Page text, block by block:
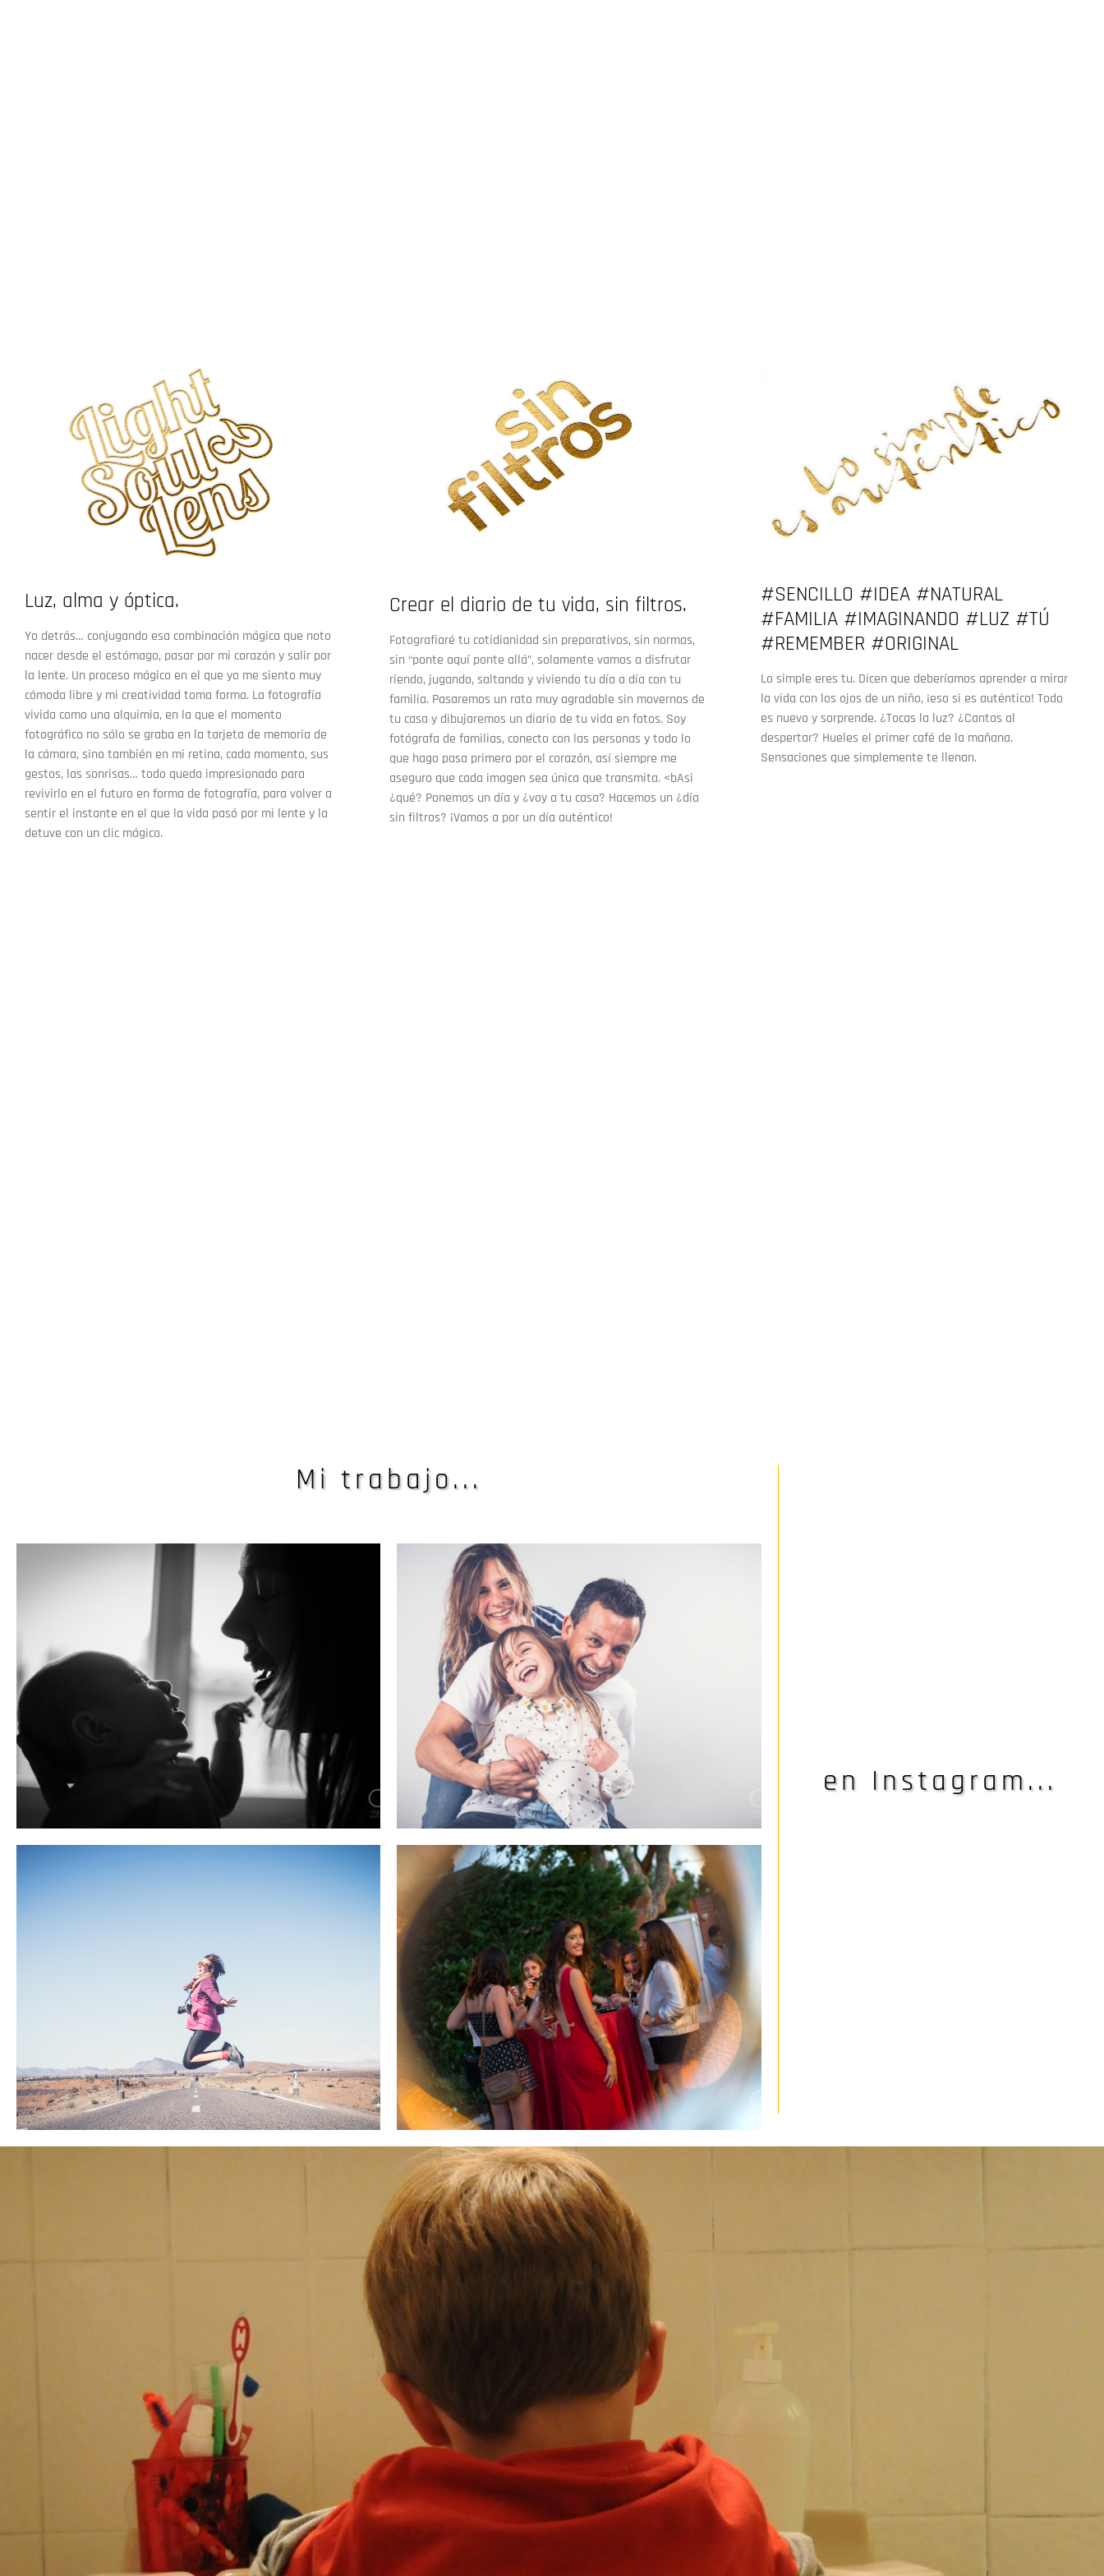
Luz, alma y óptica.
Yo detrás… conjugando esa combinación mágica que noto
nacer desde el estómago, pasar por mi corazón y salir por
la lente. Un proceso mágico en el que yo me siento muy
cómoda libre y mi creatividad toma forma. La fotografía
vivida como una alquimia, en la que el momento
fotográfico no sólo se graba en la tarjeta de memoria de
la cámara, sino también en mi retina, cada momento, sus
gestos, las sonrisas… todo queda impresionado para
revivirlo en el futuro en forma de fotografía, para volver a
sentir el instante en el que la vida pasó por mi lente y la
detuve con un clic mágico.
Crear el diario de tu vida, sin filtros.
Fotografiaré tu cotidianidad sin preparativos, sin normas,
sin “ponte aquí ponte allá”, solamente vamos a disfrutar
riendo, jugando, saltando y viviendo tu día a día con tu
familia. Pasaremos un rato muy agradable sin movernos de
tu casa y dibujaremos un diario de tu vida en fotos. Soy
fotógrafa de familias, conecto con las personas y todo lo
que hago pasa primero por el corazón, así siempre me
aseguro que cada imagen sea única que transmita. <bAsi
¿qué? Ponemos un día y ¿voy a tu casa? Hacemos un ¿día
sin filtros? ¡Vamos a por un día auténtico!
#SENCILLO #IDEA #NATURAL
#FAMILIA #IMAGINANDO #LUZ #TÚ
#REMEMBER #ORIGINAL
Lo simple eres tu. Dicen que deberíamos aprender a mirar
la vida con los ojos de un niño, ¡eso si es auténtico! Todo
es nuevo y sorprende. ¿Tocas la luz? ¿Cantas al
despertar? Hueles el primer café de la mañana.
Sensaciones que simplemente te llenan.
Mi trabajo...
en tu casa... en mi estudio...
donde tu quieras...
en reportaje social
y corporativo...
en Instagram...